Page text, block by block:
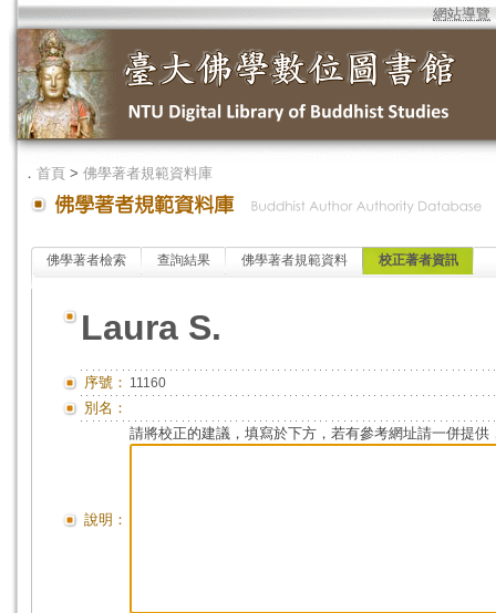
網站導覽
． 首頁 > 佛學著者規範資料庫
佛學著者檢索 查詢結果 佛學著者規範資料 校正著者資訊
Laura S.
序號： 11160
別名：
說明：
請將校正的建議，填寫於下方，若有參考網址請一併提供